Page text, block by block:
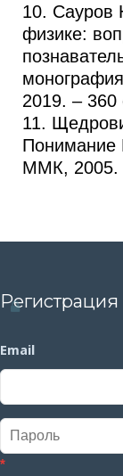
10. Сауров
физике:
2019. – 360
11.
Понимание
ММК, 2005.
Регистрация
Email
*